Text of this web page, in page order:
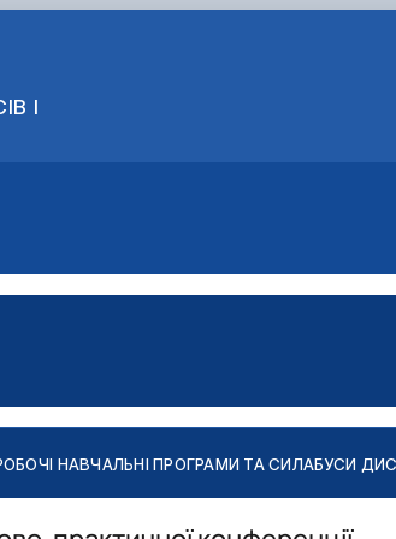
І
конструкцій
споруд
НАВЧАЛЬНІ ПРОГРАМИ ТА СИЛАБУСИ